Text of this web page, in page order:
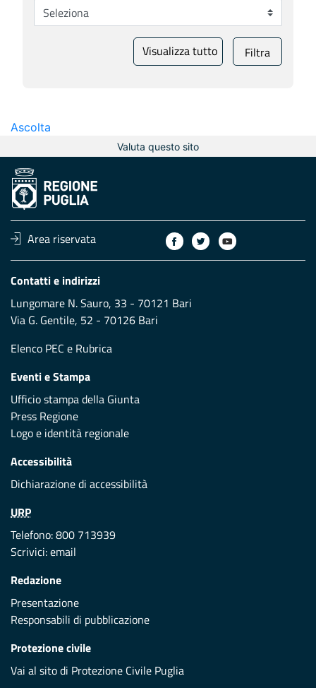
Visualizza tutto Filtra
Ascolta
Valuta questo sito
Area riservata
Contatti e indirizzi
Lungomare N. Sauro, 33 - 70121 Bari
Via G. Gentile, 52 - 70126 Bari
Elenco PEC e Rubrica
Eventi e Stampa
Ufficio stampa della Giunta
Press Regione
Logo e identità regionale
Accessibilità
Dichiarazione di accessibilità
URP
Telefono: 800 713939
Scrivici:email
Redazione
Presentazione
Responsabili di pubblicazione
Protezione civile
Vai al sito di Protezione Civile Puglia